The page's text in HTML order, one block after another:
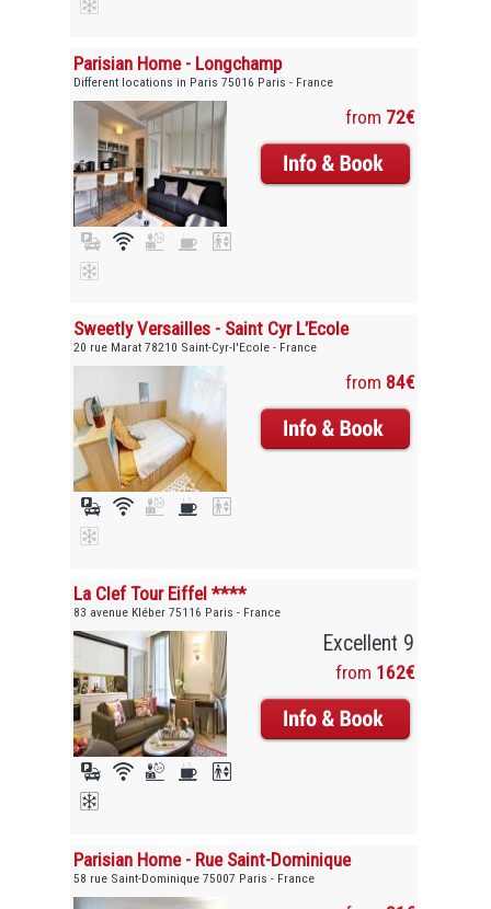
Parisian Home - Longchamp
Different locations in Paris 75016 Paris - France
from 72€
Sweetly Versailles - Saint Cyr L’Ecole
20 rue Marat 78210 Saint-Cyr-l'Ecole - France
from 84€
La Clef Tour Eiffel ****
83 avenue Kléber 75116 Paris - France
Excellent 9
from 162€
Parisian Home - Rue Saint-Dominique
58 rue Saint-Dominique 75007 Paris - France